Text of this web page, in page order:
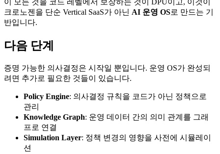
이 모든 것을 코드 레벨에서 보장하는 것이 DPU이고, 이것이
크로노젠을 단순 Vertical SaaS가 아닌 AI 운영 OS로 만드는 기
반입니다.
다음 단계
증명 가능한 의사결정은 시작일 뿐입니다. 운영 OS가 완성되
려면 추가로 필요한 것들이 있습니다.
Policy Engine: 의사결정 규칙을 코드가 아닌 정책으로
관리
Knowledge Graph: 운영 데이터 간의 의미 관계를 그래
프로 연결
Simulation Layer: 정책 변경의 영향을 사전에 시뮬레이
션